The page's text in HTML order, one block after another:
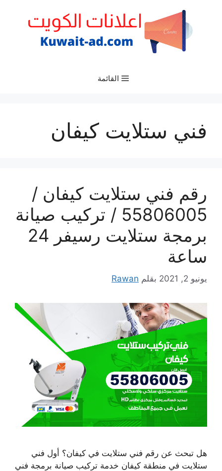
القائمة
فني ستلايت كيفان
رقم فني ستلايت كيفان /
55806005 / تركيب صيانة
برمجة ستلايت رسيفر 24
ساعة
يونيو 2, 2021 بقلم Rawan
هل تبحث عن رقم فني ستلايت في كيفان؟ أول فني
ستلايت في منطقة كيفان خدمة تركيب صيانة برمجة فني